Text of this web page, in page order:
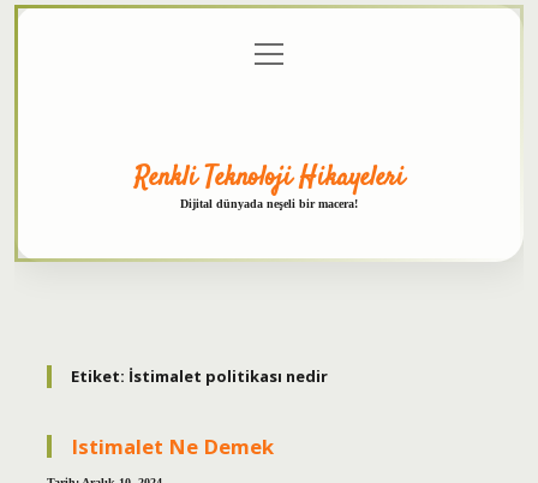
menüyü
aç
Renkli Teknoloji Hikayeleri
Dijital dünyada neşeli bir macera!
Etiket: İstimalet politikası nedir
Istimalet Ne Demek